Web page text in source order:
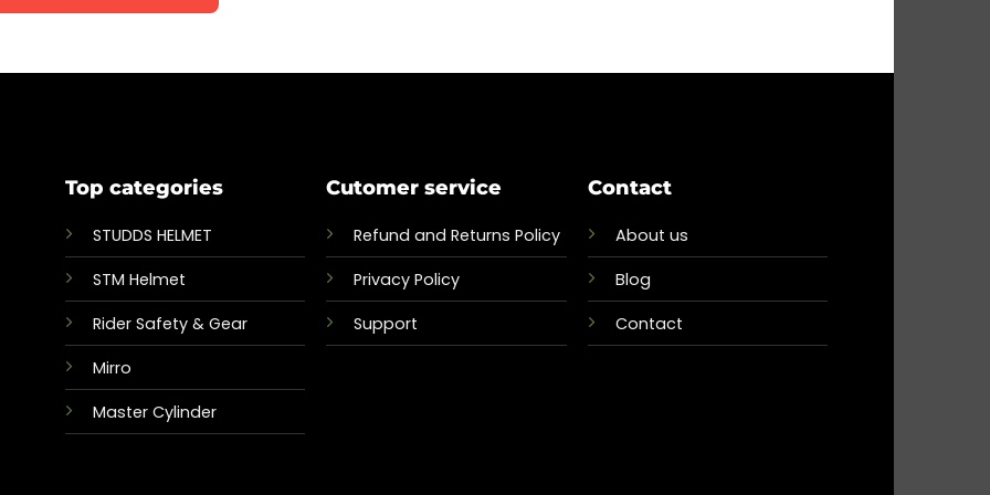
1,950.00৳
Top categories
STUDDS HELMET
STM Helmet
Rider Safety & Gear
Mirro
Master Cylinder
Cutomer service
Refund and Returns Policy
Privacy Policy
Support
Contact
About us
Blog
Contact